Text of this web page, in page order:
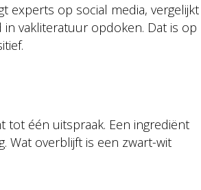
experts op social media, vergelijkt
vakliteratuur opdoken. Dat is op
tot één uitspraak. Een ingrediënt
Wat overblijft is een zwart-wit